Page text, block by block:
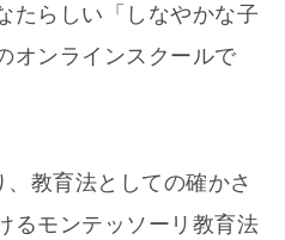
たらしい「しなやかな子
オンラインスクールで
教育法としての確かさ
るモンテッソーリ教育法